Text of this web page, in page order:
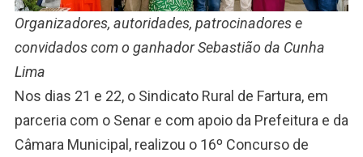
Organizadores, autoridades, patrocinadores e
convidados com o ganhador Sebastião da Cunha
Lima
Nos dias 21 e 22, o Sindicato Rural de Fartura, em
parceria com o Senar e com apoio da Prefeitura e da
Câmara Municipal, realizou o 16º Concurso de